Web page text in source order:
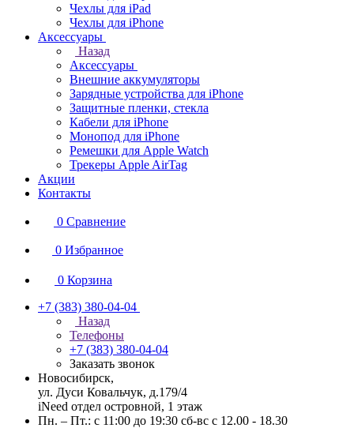
Чехлы для iPad
Чехлы для iPhone
Аксессуары
Назад
Аксессуары
Внешние аккумуляторы
Зарядные устройства для iPhone
Защитные пленки, стекла
Кабели для iPhone
Монопод для iPhone
Ремешки для Apple Watch
Трекеры Apple AirTag
Акции
Контакты
0 Сравнение
0 Избранное
0 Корзина
+7 (383) 380-04-04
Назад
Телефоны
+7 (383) 380-04-04
Заказать звонок
Новосибирск,
ул. Дуси Ковальчук, д.179/4
iNeed отдел островной, 1 этаж
Пн. – Пт.: с 11:00 до 19:30 сб-вс с 12.00 - 18.30